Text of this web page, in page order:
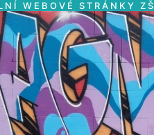
WEBOVÉ STRÁNKY